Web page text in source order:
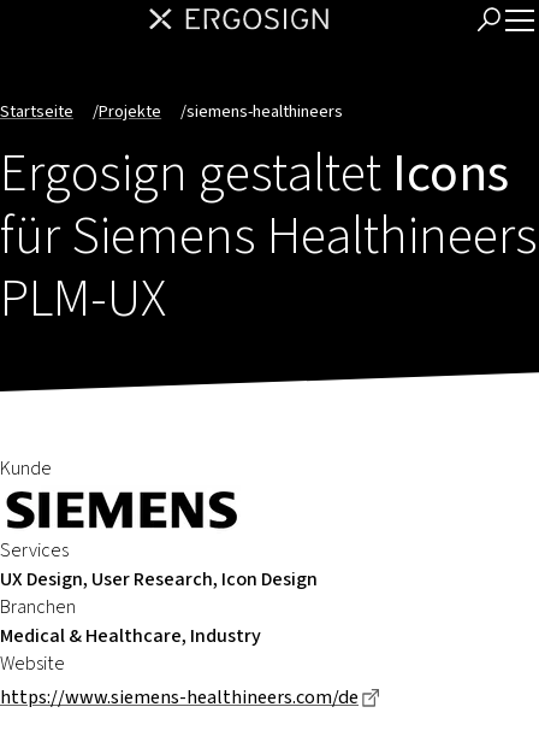
Startseite /Projekte /siemens-healthineers
Ergosign gestaltet Icons
für Siemens Healthineers
PLM-UX
Kunde
Services
UX Design, User Research, Icon Design
Branchen
Medical & Healthcare, Industry
Website
https://www.siemens-healthineers.com/de